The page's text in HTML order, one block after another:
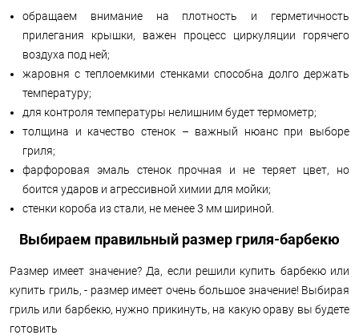
обращаем внимание на плотность и герметичность
прилегания крышки, важен процесс циркуляции горячего
воздуха под ней;
жаровня с теплоемкими стенками способна долго держать
температуру;
для контроля температуры нелишним будет термометр;
толщина и качество стенок – важный нюанс при выборе
гриля;
фарфоровая эмаль стенок прочная и не теряет цвет, но
боится ударов и агрессивной химии для мойки;
стенки короба из стали, не менее 3 мм шириной.
Выбираем правильный размер гриля-барбекю
Размер имеет значение? Да, если решили купить барбекю или
купить гриль, - размер имеет очень большое значение! Выбирая
гриль или барбекю, нужно прикинуть, на какую ораву вы будете
готовить